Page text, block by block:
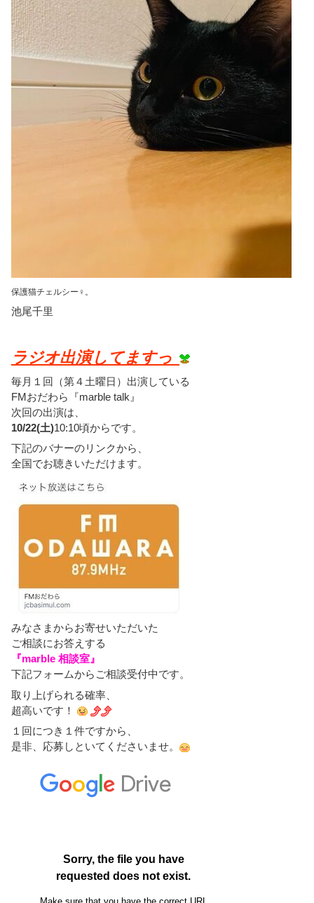
保護猫チェルシー♀。
池尾千里
ラジオ出演してますっ
毎月１回（第４土曜日）出演している
FMおだわら『marble talk』
次回の出演は、
10/22(土)10:10頃からです。
下記のバナーのリンクから、
全国でお聴きいただけます。
みなさまからお寄せいただいた
ご相談にお答えする
『marble 相談室』
下記フォームからご相談受付中です。
取り上げられる確率、
超高いです！
１回につき１件ですから、
是非、応募しといてくださいませ。